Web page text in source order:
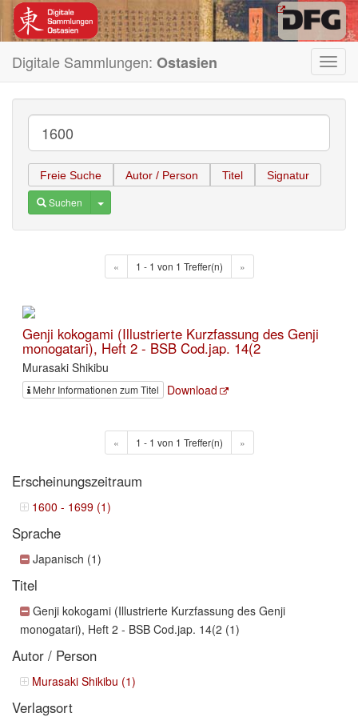
Digitale Sammlungen: Ostasien
Freie Suche Autor / Person Titel Signatur
Suchen Toggle Dropdown
« 1 - 1 von 1 Treffer(n) »
Genji kokogami (Illustrierte Kurzfassung des Genji
monogatari), Heft 2 - BSB Cod.jap. 14(2
Murasaki Shikibu
Mehr Informationen zum Titel Download
« 1 - 1 von 1 Treffer(n) »
Erscheinungszeitraum
1600 - 1699 (1)
Sprache
Japanisch (1)
Titel
Genji kokogami (Illustrierte Kurzfassung des Genji
monogatari), Heft 2 - BSB Cod.jap. 14(2 (1)
Autor / Person
Murasaki Shikibu (1)
Verlagsort